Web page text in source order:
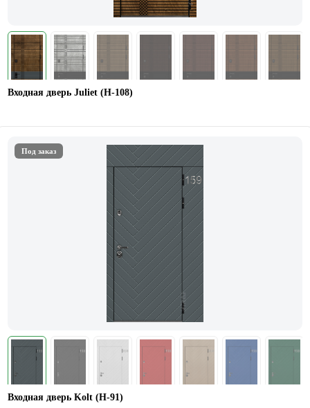
Входная дверь Juliet (Н-108)
Под заказ
Входная дверь Kolt (Н-91)